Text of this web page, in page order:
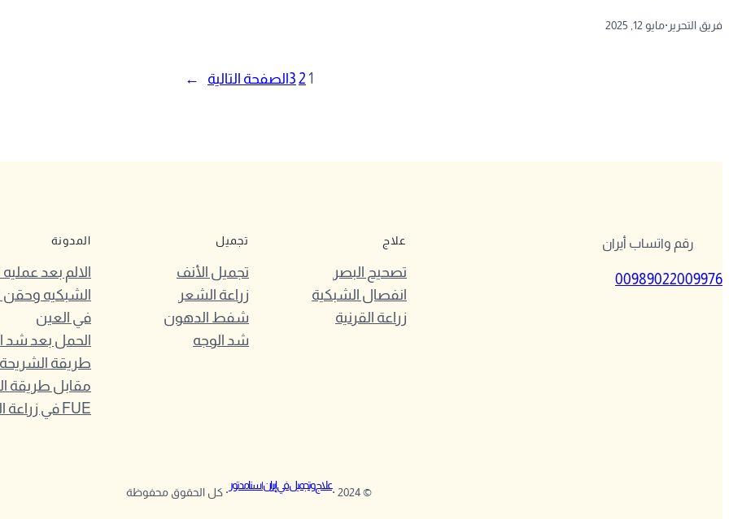
فريق التحرير ·مايو 12, 2025
1
2
3الصفحة التالية →
رقم واتساب أيران
00989022009976
علاج
تصحيح البصر
انفصال الشبكية
زراعة القرنية
تجميل
تجميل الأنف
زراعة الشعر
شفط الدهون
شد الوجه
المدونة
الالم بعد
الشبكيه وحقن
في العين
الحمل بعد شد
مقابل طريقة
FUE في زراعة الشعر
© 2024 ·
علاج وتجميل في إيران | سنامدتور
· كل الحقوق محفوظة